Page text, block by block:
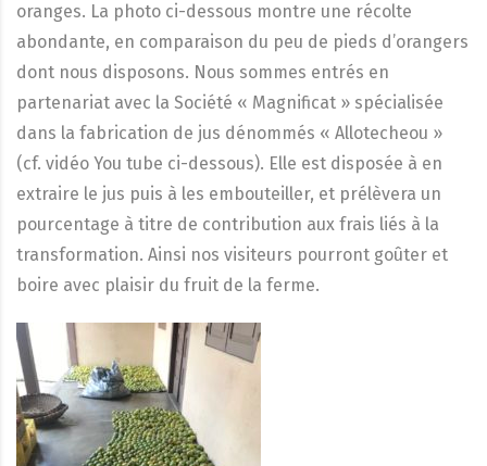
oranges. La photo ci-dessous montre une récolte
abondante, en comparaison du peu de pieds d’orangers
dont nous disposons. Nous sommes entrés en
partenariat avec la Société « Magnificat » spécialisée
dans la fabrication de jus dénommés « Allotecheou »
(cf. vidéo You tube ci-dessous). Elle est disposée à en
extraire le jus puis à les embouteiller, et prélèvera un
pourcentage à titre de contribution aux frais liés à la
transformation. Ainsi nos visiteurs pourront goûter et
boire avec plaisir du fruit de la ferme.